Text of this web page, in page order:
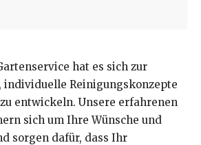
hat es sich zur
individuelle Reinigungskonzepte
entwickeln. Unsere erfahrenen
sich um Ihre Wünsche und
sorgen dafür, dass Ihr